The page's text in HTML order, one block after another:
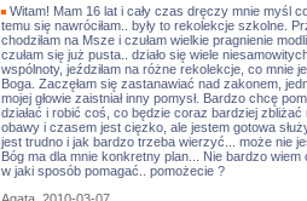
Witam! Mam 16 lat i cały czas dręczy mnie myśl
temu się nawróciłam.. były to rekolekcje szkolne.
chodziłam na Msze i czułam wielkie pragnienie
czułam się już pusta.. działo się wiele
wspólnoty, jeździłam na różne rekolekcje, co mnie
Boga. Zaczęłam się zastanawiać nad zakonem,
mojej głowie zaistniał inny pomysł. Bardzo chcę
działać i robić coś, co będzie coraz bardziej
obawy i czasem jest cięzko, ale jestem gotowa
jest trudno i jak bardzo trzeba wierzyć... może nie
Bóg ma dla mnie konkretny plan... Nie bardzo wiem
w jaki sposób pomagać.. pomożecie ?